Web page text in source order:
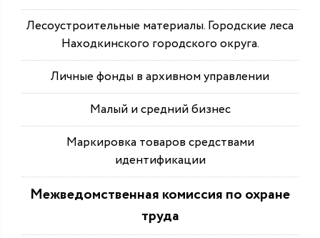
Лесоустроительные материалы. Городские леса
Находкинского городского округа.
Личные фонды в архивном управлении
Малый и средний бизнес
Маркировка товаров средствами
идентификации
Межведомственная комиссия по охране
труда